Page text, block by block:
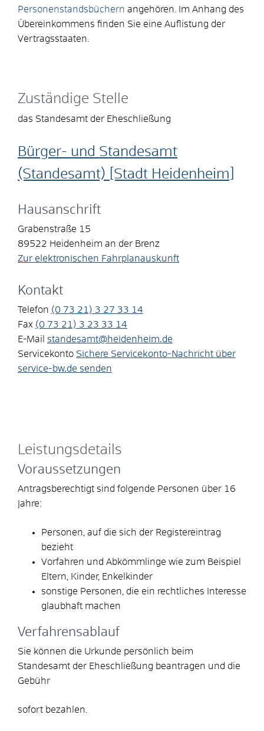
Personenstandsbüchern angehören. Im Anhang des
Übereinkommens finden Sie eine Auflistung der
Vertragsstaaten.
Zuständige Stelle
das Standesamt der Eheschließung
Bürger- und Standesamt
(Standesamt) [Stadt Heidenheim]
Hausanschrift
Grabenstraße 15
89522 Heidenheim an der Brenz
Zur elektronischen Fahrplanauskunft
Kontakt
Telefon (0 73 21) 3 27 33 14
Fax (0 73 21) 3 23 33 14
E-Mail standesamt@heidenheim.de
Servicekonto Sichere Servicekonto-Nachricht über
service-bw.de senden
Leistungsdetails
Voraussetzungen
Antragsberechtigt sind folgende Personen über 16
Jahre:
Personen, auf die sich der Registereintrag
bezieht
Vorfahren und Abkömmlinge wie zum Beispiel
Eltern, Kinder, Enkelkinder
sonstige Personen, die ein rechtliches Interesse
glaubhaft machen
Verfahrensablauf
Sie können die Urkunde persönlich beim
Standesamt der Eheschließung beantragen und die
Gebühr
sofort bezahlen.